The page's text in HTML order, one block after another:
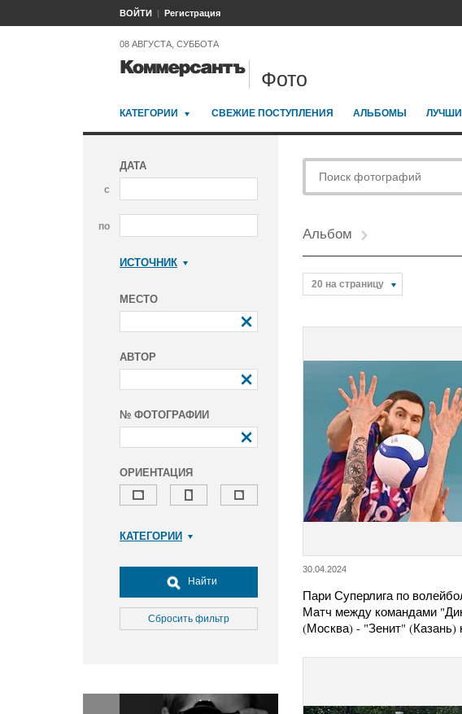
ВОЙТИ Регистрация
08 АВГУСТА, СУББОТА
Фото
КАТЕГОРИИ СВЕЖИЕ ПОСТУПЛЕНИЯ АЛЬБОМЫ
ДАТА
с
по
ИСТОЧНИК
МЕСТО
АВТОР
№ ФОТОГРАФИИ
ОРИЕНТАЦИЯ
КАТЕГОРИИ
Досуг, туризм и отдых
Культура
Медицина
Окружающая среда
Найти
Сбросить фильтр
Альбом
20 на страницу
30.04.2024
Пари Суперлига по
Матч между командами
(Москва) - "Зенит"